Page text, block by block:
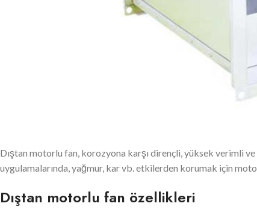
Dıştan motorlu fan, korozyona karşı dirençli, yüksek verimli
uygulamalarında, yağmur, kar vb. etkilerden korumak için
Dıştan motorlu fan özellikleri